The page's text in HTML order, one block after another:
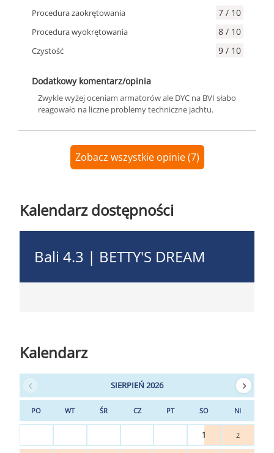
Procedura zaokrętowania 7 / 10
Procedura wyokrętowania 8 / 10
Czystość 9 / 10
Dodatkowy komentarz/opinia
Zwykle wyżej oceniam armatorów ale DYC na BVI słabo
reagowało na liczne problemy techniczne jachtu.
Zobacz wszystkie opinie (7)
Kalendarz dostępności
Bali 4.3 | BETTY'S DREAM
Kalendarz
SIERPIEŃ 2026
PO WT ŚR CZ PT SO NI
1 2